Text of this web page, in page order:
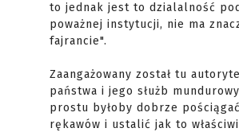
to jednak jest to dzialalność
poważnej instytucji, nie ma
fajrancie".
Zaangażowany został tu
państwa i jego służb
prostu byłoby dobrze
rękawów i ustalić jak to